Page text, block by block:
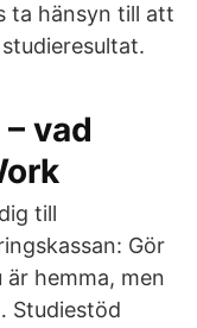
ta hänsyn till att
– vad
till
Gör
hemma, men
Studiestöd